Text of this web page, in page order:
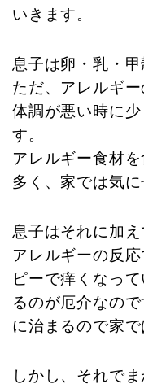
いきます。
息子は卵・乳・甲
ただ、アレルギ
体調が悪い時に
す。
アレルギー食材
多く、家では気に
息子はそれに加え
アレルギーの反
ピーで痒くなっ
るのが厄介なの
に治まるので家
しかし、それで